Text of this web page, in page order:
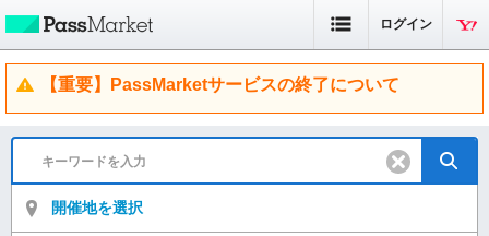
ログイン
【重要】PassMarketサービスの終了について
開催地を選択